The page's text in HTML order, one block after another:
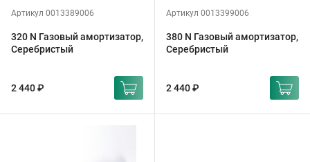
Артикул 0013389006
320 N Газовый амортизатор,
Серебристый
2 440 ₽
Артикул 0013399006
380 N Газовый амортизатор,
Серебристый
2 440 ₽